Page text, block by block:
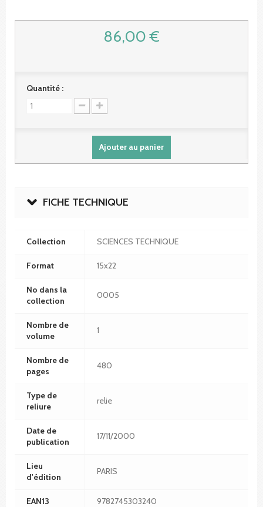
86,00 €
Quantité :
Ajouter au panier
FICHE TECHNIQUE
Collection SCIENCES TECHNIQUE
Format 15x22
No dans la
collection
0005
Nombre de
volume
1
Nombre de
pages
480
Type de
reliure
relie
Date de
publication
17/11/2000
Lieu
d'édition
PARIS
EAN13 9782745303240